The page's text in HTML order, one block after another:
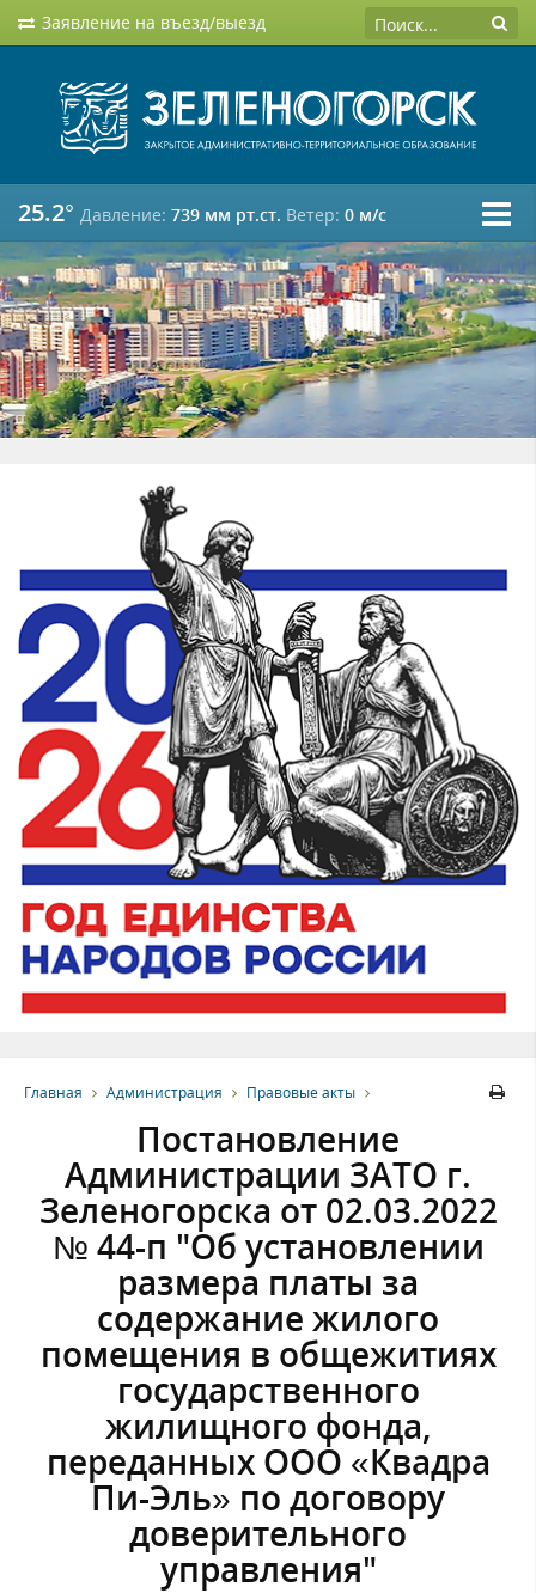
Заявление на въезд/выезд
25.2° Давление: 739 мм рт.ст. Ветер: 0 м/c
Главная Администрация Правовые акты
Постановление
Администрации ЗАТО г.
Зеленогорска от 02.03.2022
№ 44-п "Об установлении
размера платы за
содержание жилого
помещения в общежитиях
государственного
жилищного фонда,
переданных ООО «Квадра
Пи-Эль» по договору
доверительного
управления"